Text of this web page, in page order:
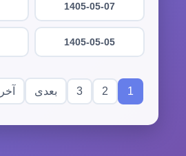
1405-05-07
1405-05-05
1
2
3 بعدی آخر